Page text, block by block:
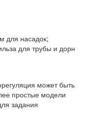
для насадок;
для трубы и дорн
может быть
простые модели
задания